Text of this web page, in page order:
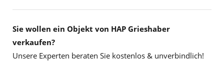
Sie wollen ein Objekt von HAP Grieshaber
verkaufen?
Unsere Experten beraten Sie kostenlos & unverbindlich!